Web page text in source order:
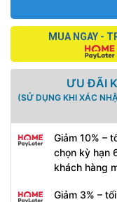
MUA NGAY -
ƯU ĐÃI
(SỬ DỤNG KHI XÁC
Giảm 10% –
chọn kỳ hạn
khách hàng
Giảm 3% –